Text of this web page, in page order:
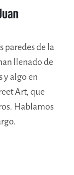
paredes de la
llenado de
y algo en
Art, que
Hablamos